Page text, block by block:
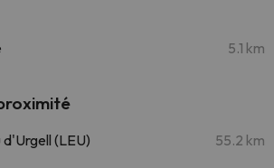
5.1 km
(LEU) 55.2 km